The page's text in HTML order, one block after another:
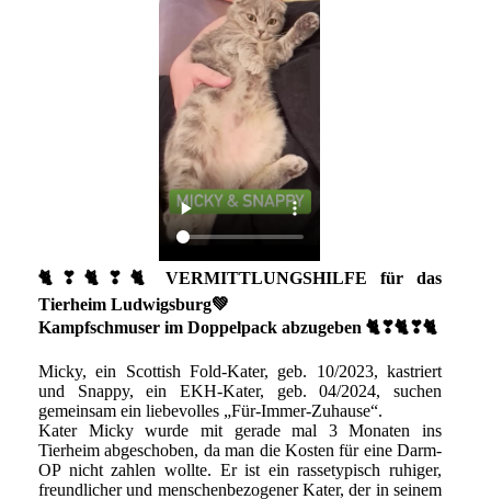
🐈❣🐈❣🐈 VERMITTLUNGSHILFE für das
Tierheim Ludwigsburg💚
Kampfschmuser im Doppelpack abzugeben 🐈❣🐈❣🐈
Micky, ein Scottish Fold-Kater, geb. 10/2023, kastriert
und Snappy, ein EKH-Kater, geb. 04/2024, suchen
gemeinsam ein liebevolles „Für-Immer-Zuhause“.
Kater Micky wurde mit gerade mal 3 Monaten ins
Tierheim abgeschoben, da man die Kosten für eine Darm-
OP nicht zahlen wollte. Er ist ein rassetypisch ruhiger,
freundlicher und menschenbezogener Kater, der in seinem